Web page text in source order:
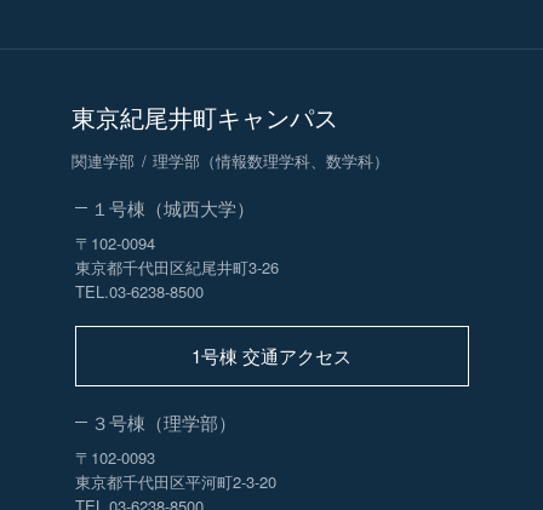
東京紀尾井町キャンパス
関連学部 理学部（情報数理学科、数学科）
１号棟（城西大学）
〒102-0094
東京都千代田区紀尾井町3-26
TEL.03-6238-8500
1号棟 交通アクセス
３号棟（理学部）
〒102-0093
東京都千代田区平河町2-3-20